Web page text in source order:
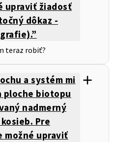
upraviť žiadosť
dôkaz -
teraz robiť?
a systém mi
ploche biotopu
nadmerný
Pre
možné upraviť